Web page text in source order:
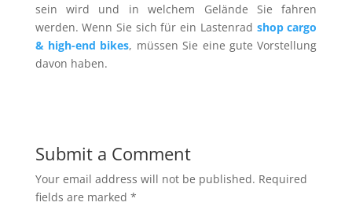
sein wird und in welchem Gelände Sie fahren
werden. Wenn Sie sich für ein Lastenrad shop cargo
& high-end bikes, müssen Sie eine gute Vorstellung
davon haben.
Submit a Comment
Your email address will not be published. Required
fields are marked *